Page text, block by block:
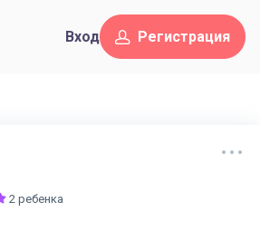
Вход Регистрация
2 ребенка